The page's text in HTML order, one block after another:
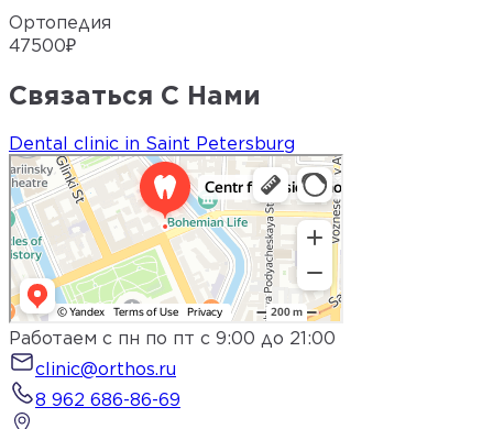
Ортопедия
47500₽
Связаться С Нами
Dental clinic in Saint Petersburg
Работаем с пн по пт с 9:00 до 21:00
clinic@orthos.ru
8 962 686-86-69